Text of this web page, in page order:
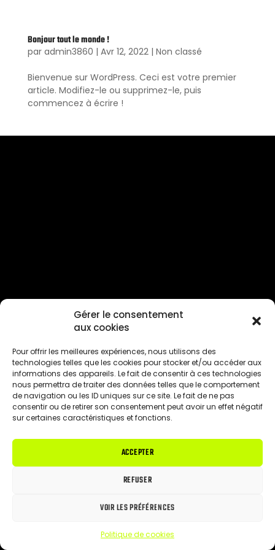
Gérer le consentement
aux cookies
Pour offrir les meilleures expériences, nous utilisons des
technologies telles que les cookies pour stocker et/ou accéder aux
informations des appareils. Le fait de consentir à ces technologies
nous permettra de traiter des données telles que le comportement
de navigation ou les ID uniques sur ce site. Le fait de ne pas
consentir ou de retirer son consentement peut avoir un effet négatif
sur certaines caractéristiques et fonctions.
ACCEPTER
REFUSER
VOIR LES PRÉFÉRENCES
Politique de cookies
Bonjour tout le monde !
par admin3860 | Avr 12, 2022| Non classé
Bienvenue sur WordPress. Ceci est votre premier
article. Modifiez-le ou supprimez-le, puis
commencez à écrire !